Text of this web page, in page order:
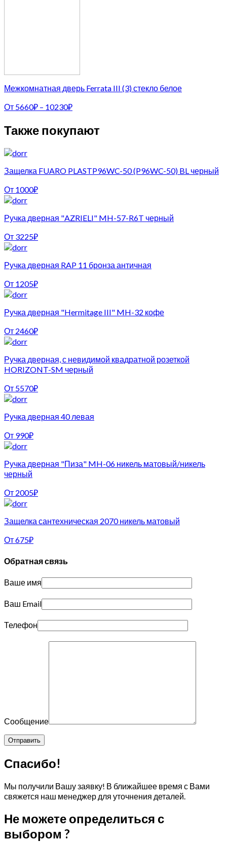
Межкомнатная дверь Ferrata III (3) стекло белое
От 5660₽ – 10230₽
Также покупают
Защелка FUARO PLASTP96WC-50 (P96WC-50) BL черный
От 1000₽
Ручка дверная "AZRIELI" MH-57-R6T черный
От 3225₽
Ручка дверная RAP 11 бронза античная
От 1205₽
Ручка дверная "Hermitage III" MH-32 кофе
От 2460₽
Ручка дверная, с невидимой квадратной розеткой
HORIZONT-SM черный
От 5570₽
Ручка дверная 40 левая
От 990₽
Ручка дверная "Пиза" MH-06 никель матовый/никель
черный
От 2005₽
Защелка сантехническая 2070 никель матовый
От675₽
Обратная связь
Ваше имя
Ваш Email
Телефон
Сообщение
Спасибо!
Мы получили Вашу заявку! В ближайшее время с Вами
свяжется наш менеджер для уточнения деталей.
Не можете определиться с
выбором ?